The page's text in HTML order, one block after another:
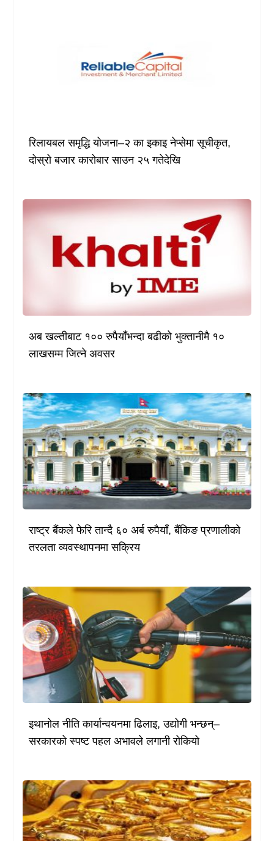
रिलायबल समृद्धि योजना–२ का इकाइ नेप्सेमा सूचीकृत,
दोस्रो बजार कारोबार साउन २५ गतेदेखि
अब खल्तीबाट १०० रुपैयाँभन्दा बढीको भुक्तानीमै १०
लाखसम्म जित्ने अवसर
राष्ट्र बैंकले फेरि तान्दै ६० अर्ब रुपैयाँ, बैंकिङ प्रणालीको
तरलता व्यवस्थापनमा सक्रिय
इथानोल नीति कार्यान्वयनमा ढिलाइ, उद्योगी भन्छन्–
सरकारको स्पष्ट पहल अभावले लगानी रोकियो